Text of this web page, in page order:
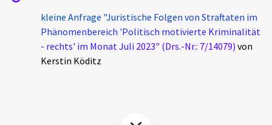
chronik.LE in der Presse
kleine Anfrage "Juristische Folgen von Straftaten im
Phänomenbereich 'Politisch motivierte Kriminalität
- rechts' im Monat Juli 2023" (Drs.-Nr.: 7/14079) von
Kerstin Köditz